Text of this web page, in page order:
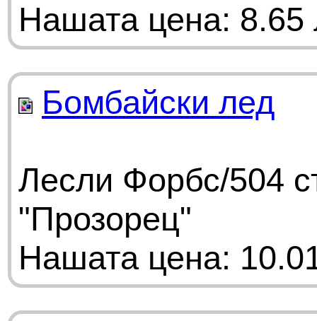
Нашата цена: 8.65
Бомбайски лед
Лесли Форбс/504
"Прозорец"
Нашата цена: